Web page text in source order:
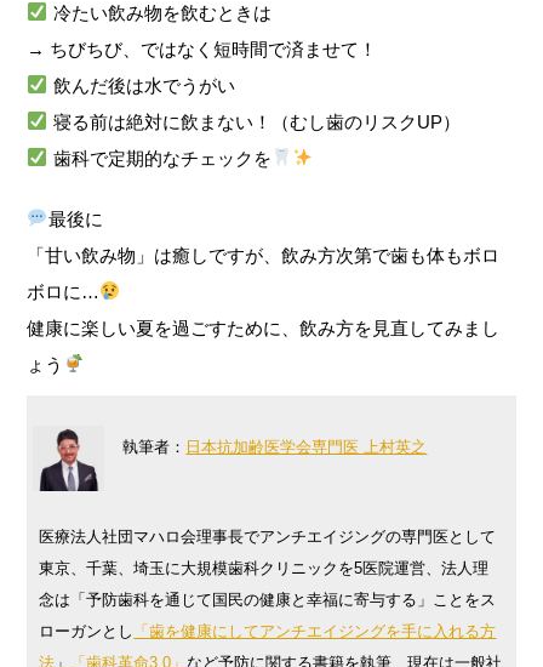
冷たい飲み物を飲むときは
→ ちびちび、ではなく短時間で済ませて！
飲んだ後は水でうがい
寝る前は絶対に飲まない！（むし歯のリスクUP）
歯科で定期的なチェックを
最後に
「甘い飲み物」は癒しですが、飲み方次第で歯も体もボロ
ボロに…
健康に楽しい夏を過ごすために、飲み方を見直してみまし
ょう
執筆者： 日本抗加齢医学会専門医 上村英之
医療法人社団マハロ会理事長でアンチエイジングの専門医として
東京、千葉、埼玉に大規模歯科クリニックを5医院運営、法人理
念は「予防歯科を通じて国民の健康と幸福に寄与する」ことをス
ローガンとし 「歯を健康にしてアンチエイジングを手に入れる方
法 」 「歯科革命3.0」 など予防に関する書籍を執筆、現在は一般社